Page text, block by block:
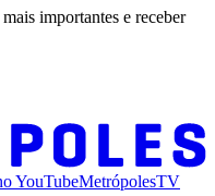
importantes e receber
YouTubeMetrópolesTV